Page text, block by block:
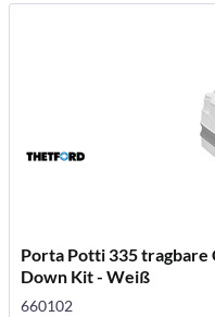
Porta Potti 335
Down Kit - Weiß
660102